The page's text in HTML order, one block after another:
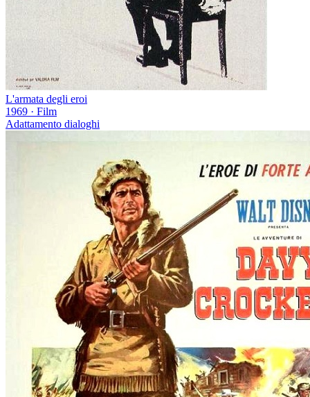
L'armata degli eroi
1969 · Film
Adattamento dialoghi